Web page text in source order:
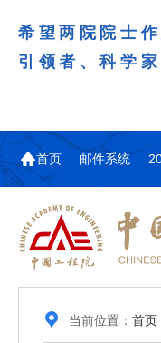
希望两院院士
引领者、科学
首页 邮件系统
当前位置： 首页